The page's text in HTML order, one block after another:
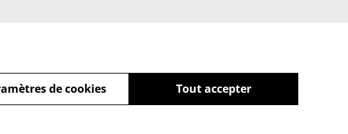
Tout accepter
de cookies